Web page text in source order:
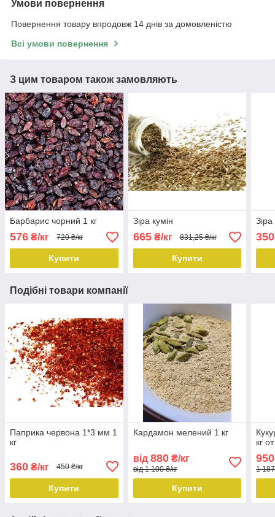
Умови повернення
Повернення товару впродовж 14 днів за домовленістю
Всі умови повернення
З цим товаром також замовляють
Барбарис чорний 1 кг
576 ₴/кг 720 ₴/кг
Купити
Зіра кумін
665₴/кг 831,25 ₴/кг
Купити
350
Подібні товари компанії
Паприка червона 1*3 мм 1
кг
360 ₴/кг 450 ₴/кг
Купити
Кардамон мелений 1 кг
від 880₴/кг
від 1 100 ₴/кг
Купити
кг
950
1